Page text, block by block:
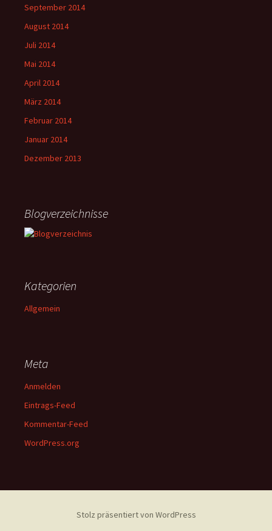
September 2014
August 2014
Juli 2014
Mai 2014
April 2014
März 2014
Februar 2014
Januar 2014
Dezember 2013
Blogverzeichnisse
Kategorien
Allgemein
Meta
Anmelden
Eintrags-Feed
Kommentar-Feed
WordPress.org
Stolz präsentiert von WordPress